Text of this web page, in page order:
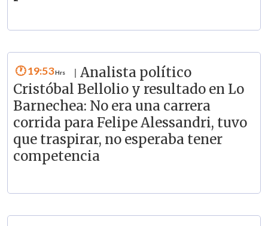
19:53
Analista político
Cristóbal Bellolio y resultado en Lo
Barnechea: No era una carrera
corrida para Felipe Alessandri, tuvo
que traspirar, no esperaba tener
competencia